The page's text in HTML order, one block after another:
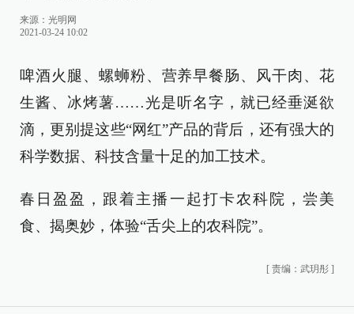
来源： 光明网
2021-03-24 10:02
啤酒火腿、螺蛳粉、营养早餐肠、风干肉、花
生酱、冰烤薯……光是听名字，就已经垂涎欲
滴，更别提这些“网红”产品的背后，还有强大的
科学数据、科技含量十足的加工技术。
春日盈盈，跟着主播一起打卡农科院，尝美
食、揭奥妙，体验“舌尖上的农科院”。
[ 责编：武玥彤 ]